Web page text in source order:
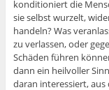
konditioniert die
sie selbst wurzelt,
handeln? Was
zu verlassen, oder
Schäden führen
dann ein heilvoller
daran interessiert, aus